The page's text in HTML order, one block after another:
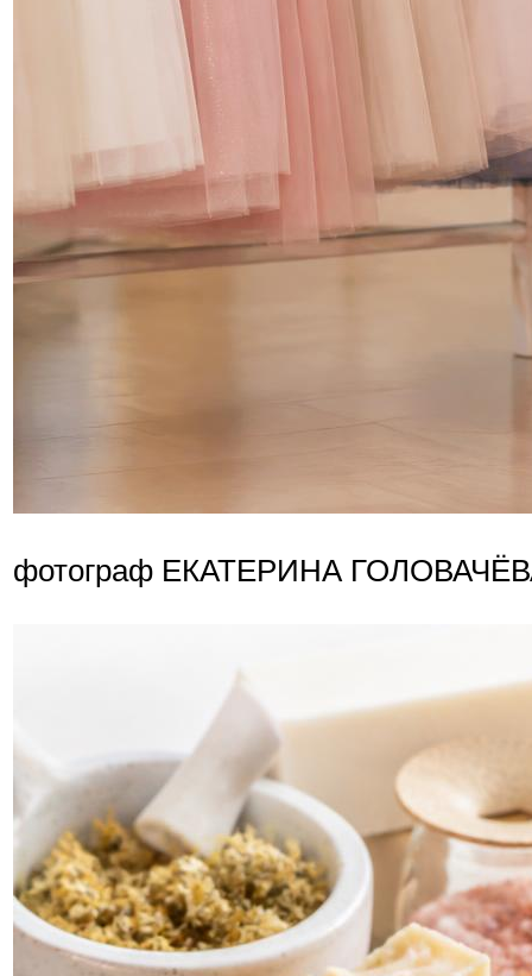
фотограф ЕКАТЕРИНА